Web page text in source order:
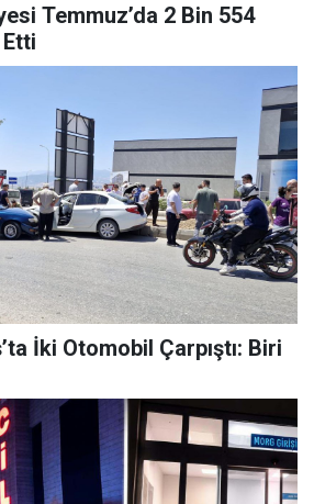
Temmuz’da 2 Bin 554
İki Otomobil Çarpıştı: Biri